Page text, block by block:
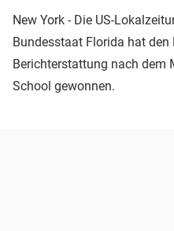
New York - Die US-
Bundesstaat Florida hat den
Berichterstattung nach dem
School gewonnen.